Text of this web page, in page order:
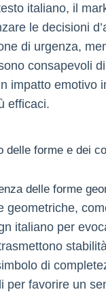
italiano, il
le decisioni
di urgenza,
consapevoli
impatto emotivo
efficaci.
delle forme e dei
delle forme
geometriche,
italiano per
di
per favorire un